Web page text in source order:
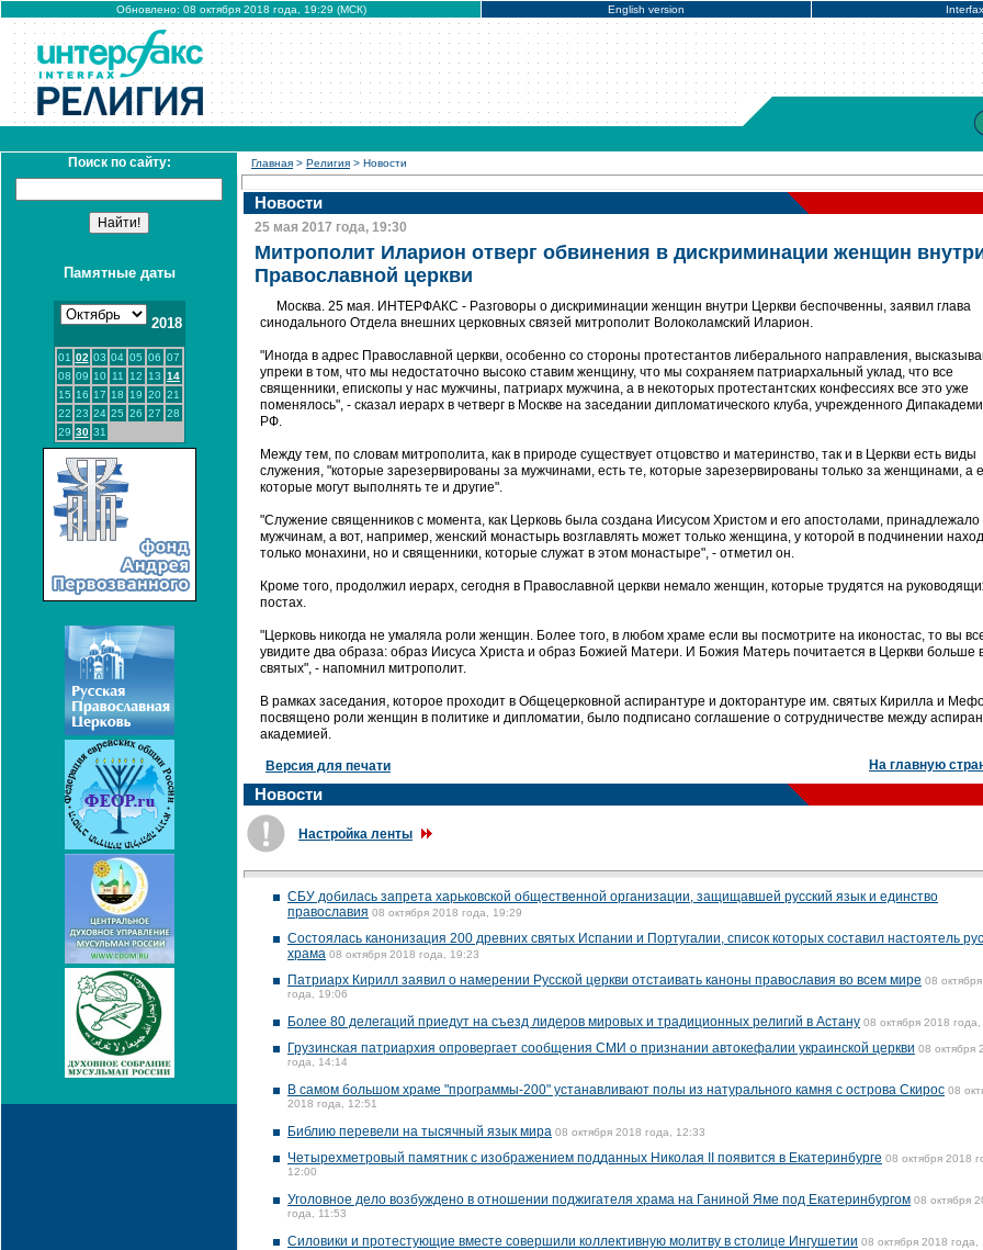
Обновлено: 08 октября 2018 года, 19:29 (МСК) English version
Поиск по сайту:
Памятные даты
2018
01 02 03 04 05 06 07
08 09 10 11 12 13 14
15 16 17 18 19 20 21
22 23 24 25 26 27 28
29 30 31
Главная > Религия > Новости
Новости
25 мая 2017 года, 19:30
Митрополит Иларион отверг обвинения в дискриминации женщин
Православной церкви
Москва. 25 мая. ИНТЕРФАКС - Разговоры о дискриминации женщин внутри Церкви беспочвенны, заявил глава
синодального Отдела внешних церковных связей митрополит Волоколамский Иларион.
"Иногда в адрес Православной церкви, особенно со стороны протестантов либерального направления,
упреки в том, что мы недостаточно высоко ставим женщину, что мы сохраняем патриархальный уклад, что все
священники, епископы у нас мужчины, патриарх мужчина, а в некоторых протестантских конфессиях все это уже
поменялось", - сказал иерарх в четверг в Москве на заседании дипломатического клуба, учрежденного
РФ.
Между тем, по словам митрополита, как в природе существует отцовство и материнство, так и в Церкви есть виды
служения, "которые зарезервированы за мужчинами, есть те, которые зарезервированы только за женщинами, а
которые могут выполнять те и другие".
"Служение священников с момента, как Церковь была создана Иисусом Христом и его апостолами, принадлежало
мужчинам, а вот, например, женский монастырь возглавлять может только женщина, у которой в подчинении
только монахини, но и священники, которые служат в этом монастыре", - отметил он.
Кроме того, продолжил иерарх, сегодня в Православной церкви немало женщин, которые трудятся на
постах.
"Церковь никогда не умаляла роли женщин. Более того, в любом храме если вы посмотрите на иконостас, то вы
увидите два образа: образ Иисуса Христа и образ Божией Матери. И Божия Матерь почитается в Церкви больше
святых", - напомнил митрополит.
В рамках заседания, которое проходит в Общецерковной аспирантуре и докторантуре им. святых Кирилла и
посвящено роли женщин в политике и дипломатии, было подписано соглашение о сотрудничестве между
академией.
Версия для печати На главную
Новости
Настройка ленты
СБУ добилась запрета харьковской общественной организации, защищавшей русский язык и единство
православия 08 октября 2018 года, 19:29
Состоялась канонизация 200 древних святых Испании и Португалии, список которых составил настоятель
храма 08 октября 2018 года, 19:23
Патриарх Кирилл заявил о намерении Русской церкви отстаивать каноны православия во всем мире 08
года, 19:06
Более 80 делегаций приедут на съезд лидеров мировых и традиционных религий в Астану 08 октября 2018
Грузинская патриархия опровергает сообщения СМИ о признании автокефалии украинской церкви 08 октября
года, 14:14
В самом большом храме "программы-200" устанавливают полы из натурального камня с острова Скирос 08
2018 года, 12:51
Библию перевели на тысячный язык мира 08 октября 2018 года, 12:33
Четырехметровый памятник с изображением подданных Николая II появится в Екатеринбурге 08 октября 2018
12:00
Уголовное дело возбуждено в отношении поджигателя храма на Ганиной Яме под Екатеринбургом 08 октября
года, 11:53
Силовики и протестующие вместе совершили коллективную молитву в столице Ингушетии 08 октября 2018 года,